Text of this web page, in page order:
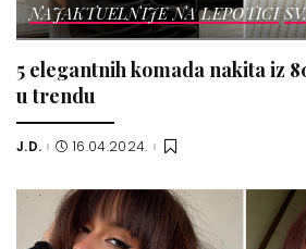
NAJAKTUELNIJE NA LEPOTICI
5 elegantnih komada nakita iz
u trendu
Posted
J.D. 16.04.2024.